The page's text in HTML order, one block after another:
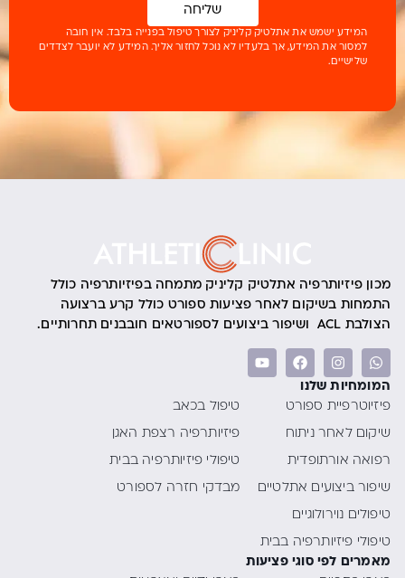
שליחה
המידע ישמש את אתלטיק קליניק לצורך טיפול בפנייה בלבד. אין חובה
למסור את המידע, אך בלעדיו לא נוכל לחזור אליך. המידע לא יועבר לצדדים
שלישיים.
מכון פיזיותרפיה אתלטיק קליניק מתמחה בפיזיותרפיה כולל
התמחות בשיקום לאחר פציעות ספורט כולל קרע ברצועה
הצולבת ACL ושיפור ביצועים לספורטאים חובבנים תחרותיים.
המומחיות שלנו
פיזיוטרפיית ספורט
שיקום לאחר ניתוח
רפואה אורתופדית
שיפור ביצועים אתלטיים
טיפולים נוירולוגיים
טיפולי פיזיותרפיה בבית
טיפול בכאב
פיזיותרפיה רצפת האגן
טיפולי פיזיותרפיה בבית
מבדקי חזרה לספורט
מאמרים לפי סוגי פציעות